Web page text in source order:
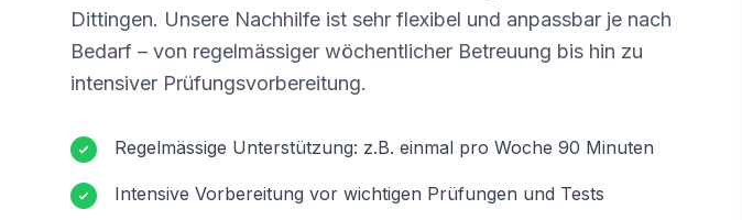
Dittingen. Unsere Nachhilfe ist sehr flexibel und anpassbar je nach
Bedarf – von regelmässiger wöchentlicher Betreuung bis hin zu
intensiver Prüfungsvorbereitung.
Regelmässige Unterstützung: z.B. einmal pro Woche 90 Minuten
Intensive Vorbereitung vor wichtigen Prüfungen und Tests